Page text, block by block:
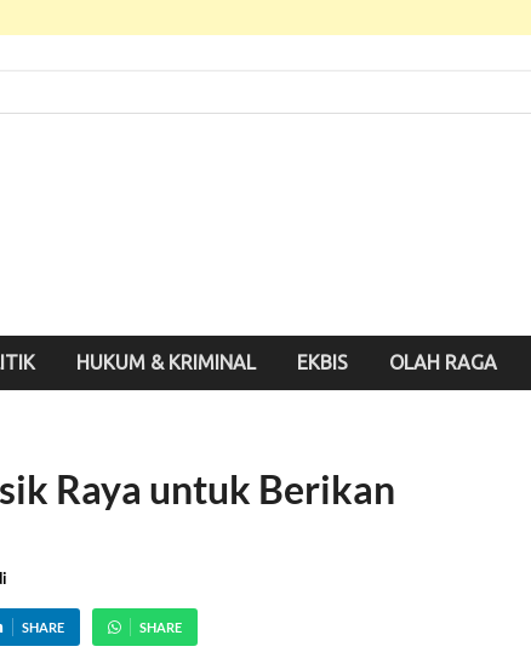
HUKUM & KRIMINAL EKBIS OLAH RAGA
Raya untuk Berikan
SHARE SHARE